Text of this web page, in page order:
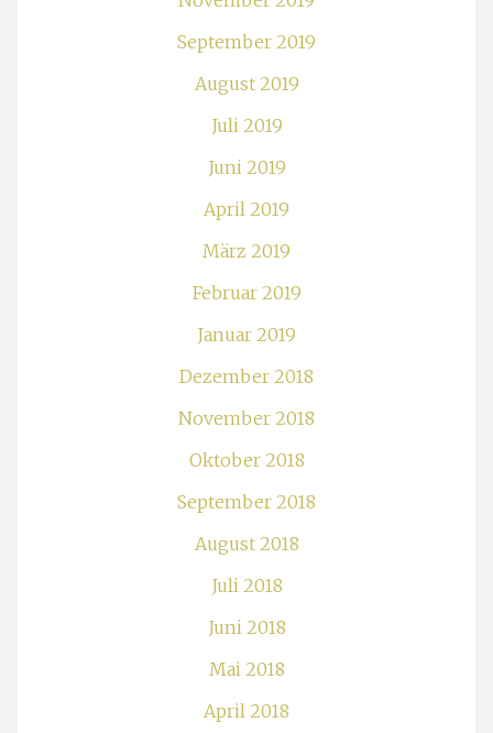
September 2019
August 2019
Juli 2019
Juni 2019
April 2019
März 2019
Februar 2019
Januar 2019
Dezember 2018
November 2018
Oktober 2018
September 2018
August 2018
Juli 2018
Juni 2018
Mai 2018
April 2018